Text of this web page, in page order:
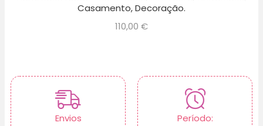
Casamento, Decoração.
110,00 €
Envios Período: